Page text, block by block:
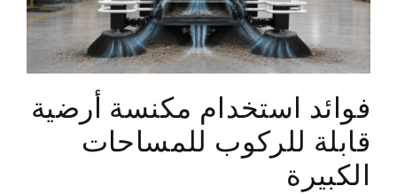
فوائد استخدام مكنسة أرضية
قابلة للركوب للمساحات
الكبيرة